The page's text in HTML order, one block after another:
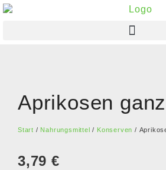
Aprikosen
Start / Nahrungsmittel / Konserven /
3,79 €